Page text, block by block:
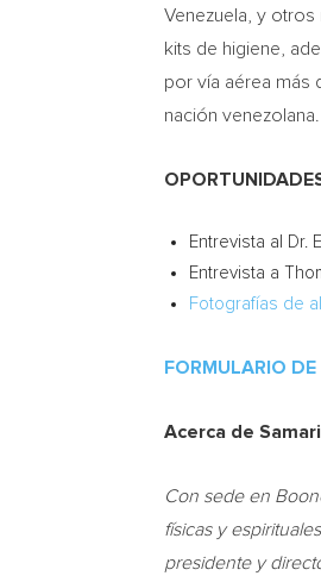
Venezuela, y otros
kits de higiene,
por vía aérea más
nación venezolana.
Entrevista al Dr.
Entrevista a
Fotografías de
FORMULARIO
Acerca de
Con sede en
físicas y
presidente y